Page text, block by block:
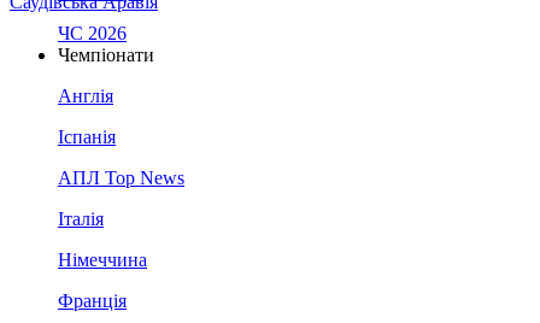
ЧС 2026
Чемпіонати
Англія
Іспанія
АПЛ Top News
Італія
Німеччина
Франція